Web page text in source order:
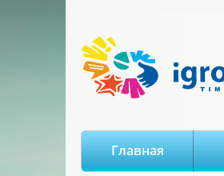
Главная